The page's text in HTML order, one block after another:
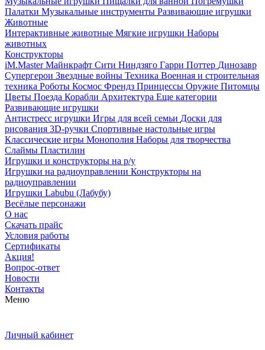
Палатки Музыкальные инструменты Развивающие игрушки
Животные
Интерактивные животные Мягкие игрушки Наборы
животных
Конструкторы
iM.Master Майнкрафт Сити Ниндзяго Гарри Поттер Динозавр
Супергерои Звездные войны Техника Военная и строительная
техника Роботы Космос Френдз Принцессы Оружие Питомцы
Цветы Поезда Корабли Архитектура Еще категории
Развивающие игрушки
Антистресс игрушки Игры для всей семьи Доски для
рисования 3D-ручки Спортивные настольные игры
Классические игры Монополия Наборы для творчества
Слаймы Пластилин
Игрушки и конструкторы на р/у
Игрушки на радиоуправлении Конструкторы на
радиоуправлении
Игрушки Labubu (Лабубу)
Весёлые персонажи
О нас
Скачать прайс
Условия работы
Сертификаты
Акция!
Вопрос-ответ
Новости
Контакты
Меню
Личный кабинет